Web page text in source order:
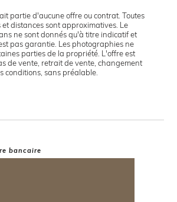
partie d'aucune offre ou contrat. Toutes
et distances sont approximatives. Le
ne sont donnés qu'à titre indicatif et
pas garantie. Les photographies ne
parties de la propriété. L'offre est
de vente, retrait de vente, changement
conditions, sans préalable.
bancaire